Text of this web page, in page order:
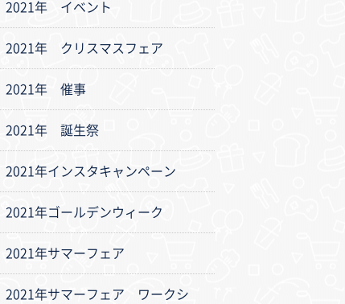
2021年 イベント
2021年 クリスマスフェア
2021年 催事
2021年 誕生祭
2021年インスタキャンペーン
2021年ゴールデンウィーク
2021年サマーフェア
2021年サマーフェア ワークシ